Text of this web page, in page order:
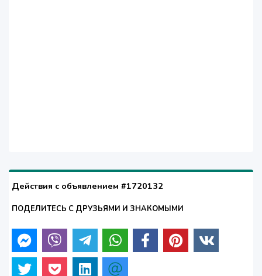
Действия с объявлением #1720132
ПОДЕЛИТЕСЬ С ДРУЗЬЯМИ И ЗНАКОМЫМИ